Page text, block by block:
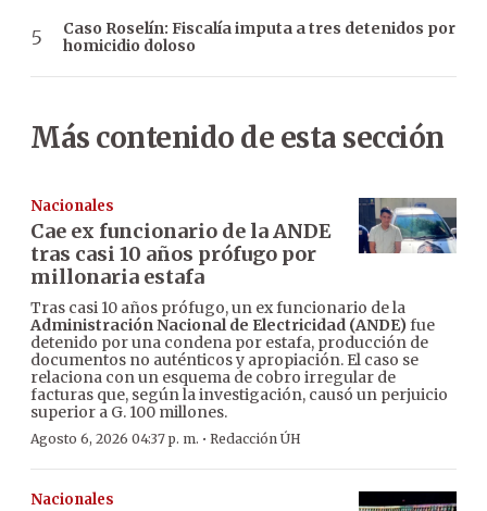
Caso Roselín: Fiscalía imputa a tres detenidos por
homicidio doloso
Más contenido de esta sección
Nacionales
Cae ex funcionario de la ANDE
tras casi 10 años prófugo por
millonaria estafa
Tras casi 10 años prófugo, un ex funcionario de la
Administración Nacional de Electricidad (ANDE)fue
detenido por una condena por estafa, producción de
documentos no auténticos y apropiación. El caso se
relaciona con un esquema de cobro irregular de
facturas que, según la investigación, causó un perjuicio
superior a G. 100 millones.
Agosto 6, 2026 04:37 p. m. · Redacción ÚH
Nacionales